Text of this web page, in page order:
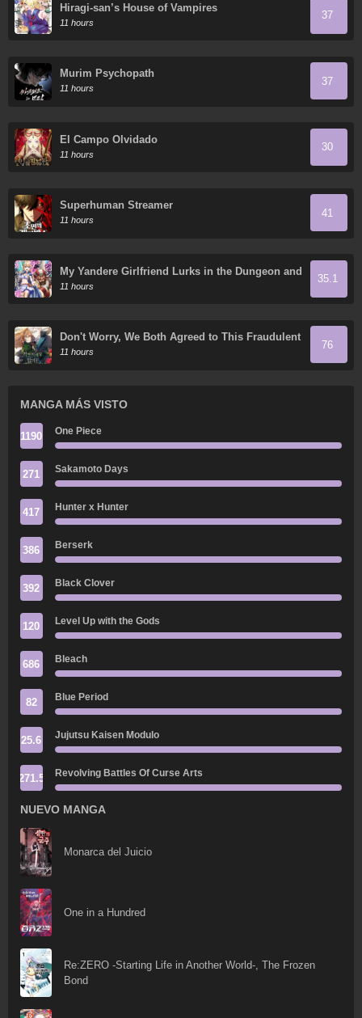
Hiragi-san’s House of Vampires
11 hours
37
Murim Psychopath
11 hours
37
El Campo Olvidado
11 hours
30
Superhuman Streamer
11 hours
41
My Yandere Girlfriend Lurks in the Dungeon and
Kills Me Over and Over Again
11 hours
35.1
Don't Worry, We Both Agreed to This Fraudulent
Marriage
11 hours
76
MANGA MÁS VISTO
1190 One Piece
271 Sakamoto Days
417 Hunter x Hunter
386 Berserk
392 Black Clover
120 Level Up with the Gods
686 Bleach
82 Blue Period
25.6 Jujutsu Kaisen Modulo
271.5 Revolving Battles Of Curse Arts
NUEVO MANGA
Monarca del Juicio
One in a Hundred
Re:ZERO -Starting Life in Another World-, The Frozen
Bond